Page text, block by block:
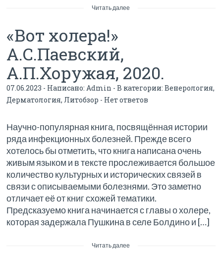
Читать далее
«Вот холера!»
А.С.Паевский,
А.П.Хоружая, 2020.
07.06.2023 - Написано:Admin - В категории:Венерология,
Дерматология,Литобзор - Нет ответов
Научно-популярная книга, посвящённая истории
ряда инфекционных болезней. Прежде всего
хотелось бы отметить, что книга написана очень
живым языком и в тексте прослеживается большое
количество культурных и исторических связей в
связи с описываемыми болезнями. Это заметно
отличает её от книг схожей тематики.
Предсказуемо книга начинается с главы о холере,
которая задержала Пушкина в селе Болдино и […]
Читать далее